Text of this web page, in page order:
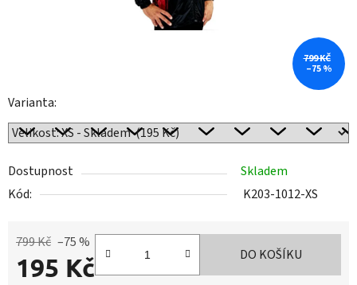
Varianta:
Dostupnost
Skladem
Kód:
K203-1012-XS
799 Kč –75 %
195 Kč DO KOŠÍKU
799 KČ
–75 %